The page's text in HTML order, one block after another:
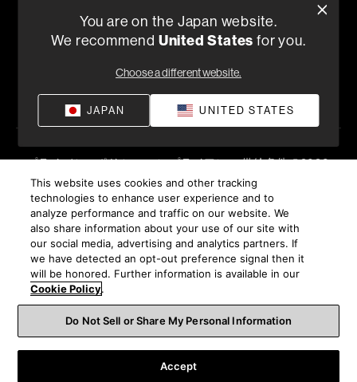
または
050-3388-6801
販売店を探す
プライバシーポリシーコンプライアンス供給条件©2026
Harman International Industries, Incorporated 無断転載を禁
じます。
You are on the Japan website.
We recommend United States for you.
Choose a different website.
JAPAN UNITED STATES
This website uses cookies and other tracking
technologies to enhance user experience and to
analyze performance and traffic on our website. We
also share information about your use of our site with
our social media, advertising and analytics partners. If
we have detected an opt-out preference signal then it
will be honored. Further information is available in our
Cookie Policy.
Do Not Sell or Share My Personal Information
Accept